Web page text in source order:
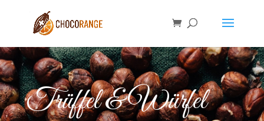
Trüffel & Würfel